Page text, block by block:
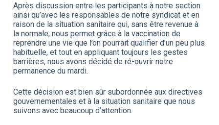
Après discussion entre les participants à notre section
ainsi qu’avec les responsables de notre syndicat et en
raison de la situation sanitaire qui, sans être revenue à
la normale, nous permet grâce à la vaccination de
reprendre une vie que l’on pourrait qualifier d’un peu plus
habituelle, et tout en appliquant toujours les gestes
barrières, nous avons décidé de ré-ouvrir notre
permanence du mardi.
Cette décision est bien sûr subordonnée aux directives
gouvernementales et à la situation sanitaire que nous
suivons avec beaucoup d’attention.